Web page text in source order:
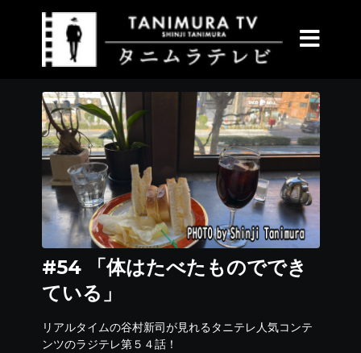
#54 「体はたべたものででき
ている」
リアルタイムの谷村新司が見れるタニテレ人気コンテ
ンツのラジテレ第５４話！